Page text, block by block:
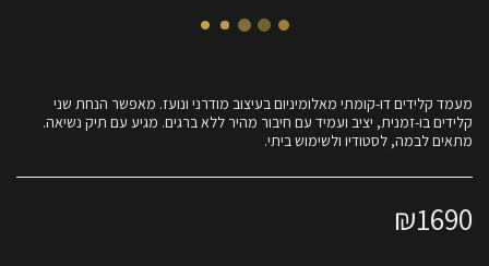
מעמד קלידים דו-קומתי מאלומיניום בעיצוב מודרני ונועז. מאפשר הנחת שני
קלידים בו-זמנית, יציב ועמיד עם חיבור מהיר ללא ברגים. מגיע עם תיק נשיאה.
מתאים לבמה, לסטודיו ולשימוש ביתי.
₪1690